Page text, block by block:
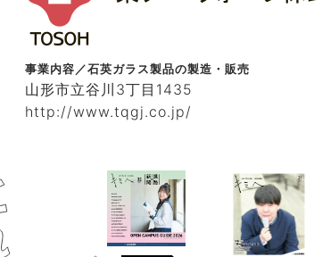
事業内容／石英ガラス製品の製造・販売
山形市立谷川3丁目1435
http://www.tqgj.co.jp/